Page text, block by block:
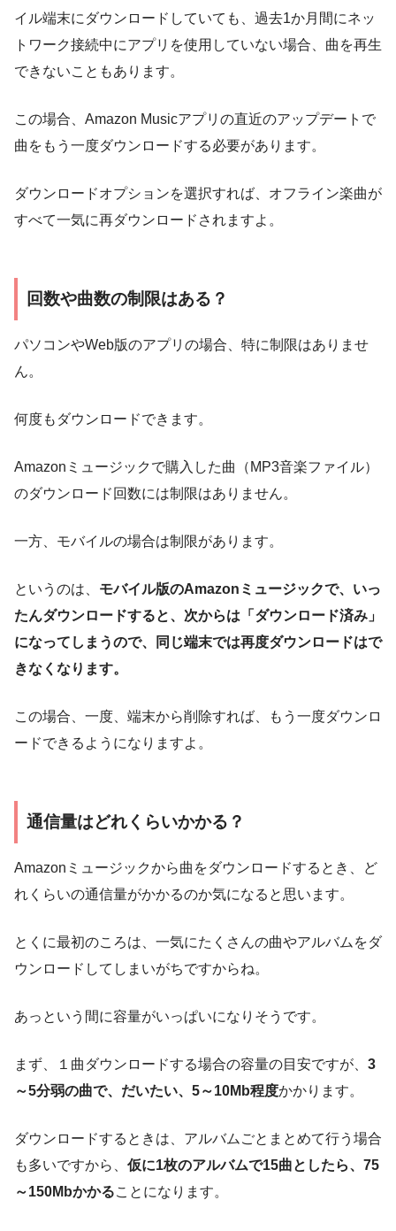
イル端末にダウンロードしていても、過去1か月間にネッ
トワーク接続中にアプリを使用していない場合、曲を再生
できないこともあります。
この場合、Amazon Musicアプリの直近のアップデートで
曲をもう一度ダウンロードする必要があります。
ダウンロードオプションを選択すれば、オフライン楽曲が
すべて一気に再ダウンロードされますよ。
回数や曲数の制限はある？
パソコンやWeb版のアプリの場合、特に制限はありませ
ん。
何度もダウンロードできます。
Amazonミュージックで購入した曲（MP3音楽ファイル）
のダウンロード回数には制限はありません。
一方、モバイルの場合は制限があります。
というのは、 モバイル版のAmazonミュージックで、いっ
たんダウンロードすると、次からは「ダウンロード済み」
になってしまうので、同じ端末では再度ダウンロードはで
きなくなります。
この場合、一度、端末から削除すれば、もう一度ダウンロ
ードできるようになりますよ。
通信量はどれくらいかかる？
Amazonミュージックから曲をダウンロードするとき、ど
れくらいの通信量がかかるのか気になると思います。
とくに最初のころは、一気にたくさんの曲やアルバムをダ
ウンロードしてしまいがちですからね。
あっという間に容量がいっぱいになりそうです。
まず、１曲ダウンロードする場合の容量の目安ですが、 3
～5分弱の曲で、だいたい、5～10Mb程度かかります。
ダウンロードするときは、アルバムごとまとめて行う場合
も多いですから、 仮に1枚のアルバムで15曲としたら、75
～150Mbかかることになります。